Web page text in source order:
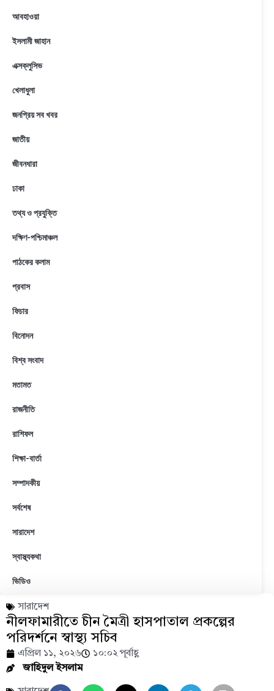
আবহাওয়া
ইসলামী জাহান
এক্সক্লুসিভ
খেলাধুলা
জনপ্রিয় সব খবর
জাতীয়
জীবনধারা
ঢাকা
তথ্য ও প্রযুক্তি
দক্ষিণ-পশ্চিমাঞ্চল
পাঠকের কলাম
প্রবাস
ফিচার
বিনোদন
বিশ্ব সংবাদ
মতামত
রাজনীতি
রাশিফল
শিক্ষা-বার্তা
সম্পাদকীয়
সর্বশেষ
সারাদেশ
স্বাস্থ্যকথা
ভিডিও
সারাদেশ
নীলফামারীতে চীন মৈত্রী হাসপাতাল প্রকল্পের
পরিদর্শনে স্বাস্থ্য সচিব
এপ্রিল ১১, ২০২৬
১০:০২ পূর্বাহ্ণ
জাহিদুল ইসলাম